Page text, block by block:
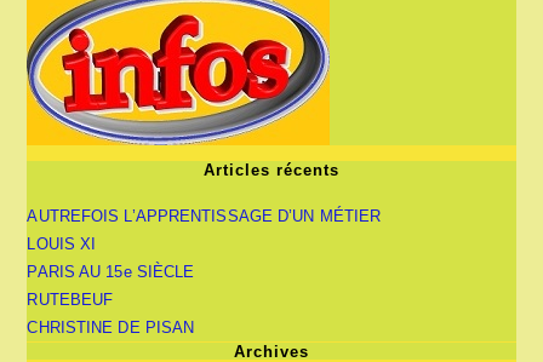
Articles récents
AUTREFOIS L’APPRENTISSAGE D’UN MÉTIER
LOUIS XI
PARIS AU 15e SIÈCLE
RUTEBEUF
CHRISTINE DE PISAN
Archives